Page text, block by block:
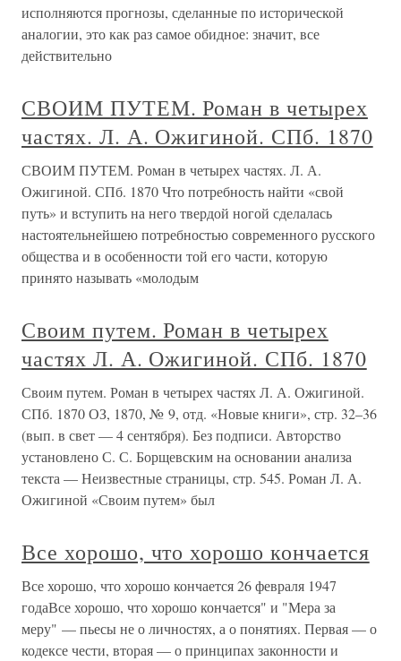
исполняются прогнозы, сделанные по исторической
аналогии, это как раз самое обидное: значит, все
действительно
СВОИМ ПУТЕМ. Роман в четырех
частях. Л. А. Ожигиной. СПб. 1870
СВОИМ ПУТЕМ. Роман в четырех частях. Л. А.
Ожигиной. СПб. 1870 Что потребность найти «свой
путь» и вступить на него твердой ногой сделалась
настоятельнейшею потребностью современного русского
общества и в особенности той его части, которую
принято называть «молодым
Своим путем. Роман в четырех
частях Л. А. Ожигиной. СПб. 1870
Своим путем. Роман в четырех частях Л. А. Ожигиной.
СПб. 1870 ОЗ, 1870, № 9, отд. «Новые книги», стр. 32–36
(вып. в свет — 4 сентября). Без подписи. Авторство
установлено С. С. Борщевским на основании анализа
текста — Неизвестные страницы, стр. 545. Роман Л. А.
Ожигиной «Своим путем» был
Все хорошо, что хорошо кончается
Все хорошо, что хорошо кончается 26 февраля 1947
годаВсе хорошо, что хорошо кончается" и "Мера за
меру" — пьесы не о личностях, а о понятиях. Первая — о
кодексе чести, вторая — о принципах законности и